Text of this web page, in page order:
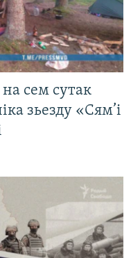
на сем сутак
зьезду «Сям’і